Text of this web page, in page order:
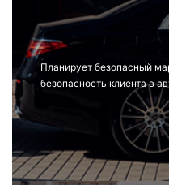
Планирует безопасный
безопасность клиента в